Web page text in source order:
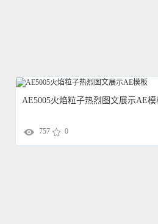
AE5005火焰粒子热烈图文展示AE模
757 0